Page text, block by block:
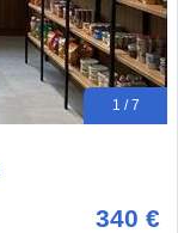
1 / 7
340 €